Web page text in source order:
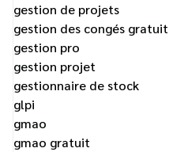
gestion de projets
gestion des congés gratuit
gestion pro
gestion projet
gestionnaire de stock
glpi
gmao
gmao gratuit